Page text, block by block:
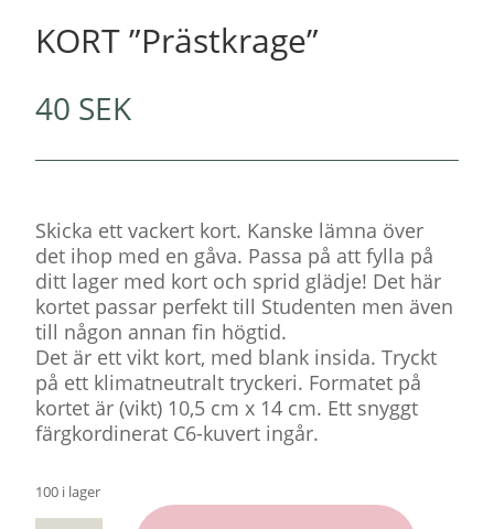
KORT ”Prästkrage”
40 SEK
Skicka ett vackert kort. Kanske lämna över
det ihop med en gåva. Passa på att fylla på
ditt lager med kort och sprid glädje! Det här
kortet passar perfekt till Studenten men även
till någon annan fin högtid.
Det är ett vikt kort, med blank insida. Tryckt
på ett klimatneutralt tryckeri. Formatet på
kortet är (vikt) 10,5 cm x 14 cm. Ett snyggt
färgkordinerat C6-kuvert ingår.
100 i lager